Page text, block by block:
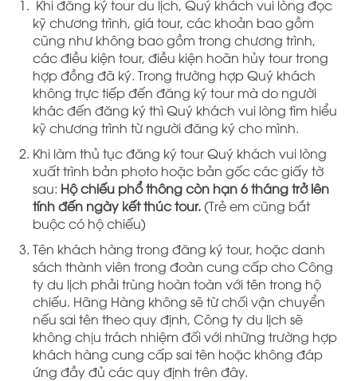
Khi đăng ký tour du lịch, Quý khách vui lòng đọc
kỹ chương trình, giá tour, các khoản bao gồm
cũng như không bao gồm trong chương trình,
các điều kiện tour, điều kiện hoãn hủy tour trong
hợp đồng đã ký. Trong trường hợp Quý khách
không trực tiếp đến đăng ký tour mà do người
khác đến đăng ký thì Quý khách vui lòng tìm hiểu
kỹ chương trình từ người đăng ký cho mình.
Khi làm thủ tục đăng ký tour Quý khách vui lòng
xuất trình bản photo hoặc bản gốc các giấy tờ
sau: Hộ chiếu phổ thông còn hạn 6 tháng trở lên
tính đến ngày kết thúc tour.(Trẻ em cũng bắt
buộc có hộ chiếu)
Tên khách hàng trong đăng ký tour, hoặc danh
sách thành viên trong đoàn cung cấp cho Công
ty du lịch phải trùng hoàn toàn với tên trong hộ
chiếu. Hãng Hàng không sẽ từ chối vận chuyển
nếu sai tên theo quy định, Công ty du lịch sẽ
không chịu trách nhiệm đối với những trường hợp
khách hàng cung cấp sai tên hoặc không đáp
ứng đầy đủ các quy định trên đây.